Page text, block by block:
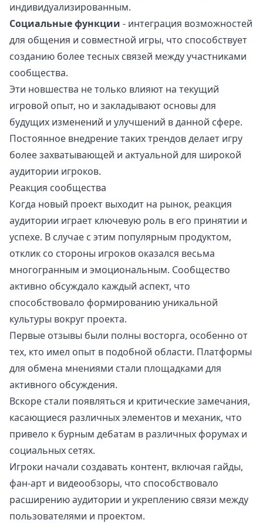
индивидуализированным.
Социальные функции - интеграция возможностей
для общения и совместной игры, что способствует
созданию более тесных связей между участниками
сообщества.
Эти новшества не только влияют на текущий
игровой опыт, но и закладывают основы для
будущих изменений и улучшений в данной сфере.
Постоянное внедрение таких трендов делает игру
более захватывающей и актуальной для широкой
аудитории игроков.
Реакция сообщества
Когда новый проект выходит на рынок, реакция
аудитории играет ключевую роль в его принятии и
успехе. В случае с этим популярным продуктом,
отклик со стороны игроков оказался весьма
многогранным и эмоциональным. Сообщество
активно обсуждало каждый аспект, что
способствовало формированию уникальной
культуры вокруг проекта.
Первые отзывы были полны восторга, особенно от
тех, кто имел опыт в подобной области. Платформы
для обмена мнениями стали площадками для
активного обсуждения.
Вскоре стали появляться и критические замечания,
касающиеся различных элементов и механик, что
привело к бурным дебатам в различных форумах и
социальных сетях.
Игроки начали создавать контент, включая гайды,
фан-арт и видеообзоры, что способствовало
расширению аудитории и укреплению связи между
пользователями и проектом.